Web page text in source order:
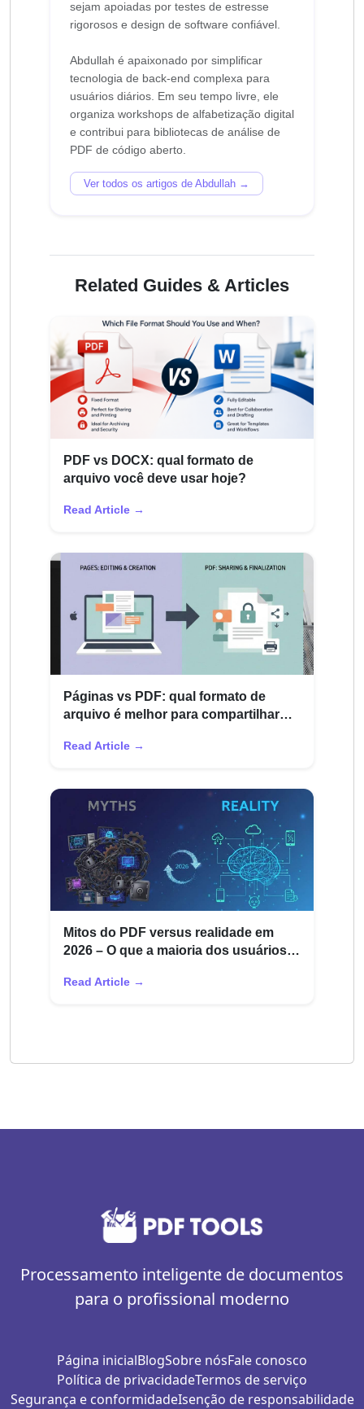
sejam apoiadas por testes de estresse
rigorosos e design de software confiável.
Abdullah é apaixonado por simplificar
tecnologia de back-end complexa para
usuários diários. Em seu tempo livre, ele
organiza workshops de alfabetização digital
e contribui para bibliotecas de análise de
Ver todos os artigos de Abdullah →
Related Guides & Articles
PDF vs DOCX: qual formato de
arquivo você deve usar hoje?
Read Article →
Páginas vs PDF: qual formato de
arquivo é melhor para compartilhar
Read Article →
Mitos do PDF versus realidade em
2026 – O que a maioria dos usuários
Read Article →
Processamento inteligente de documentos
para o profissional moderno
Página inicialBlogSobre nósFale conosco
Política de privacidadeTermos de serviço
Segurança e conformidadeIsenção de responsabilidade